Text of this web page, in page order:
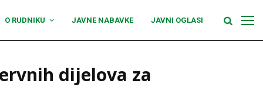
O RUDNIKU JAVNE NABAVKE JAVNI OGLASI
dijelova za